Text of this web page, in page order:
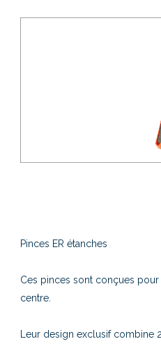
Pinces ER étanches
Ces pinces sont conçues
centre.
Leur design exclusif combine